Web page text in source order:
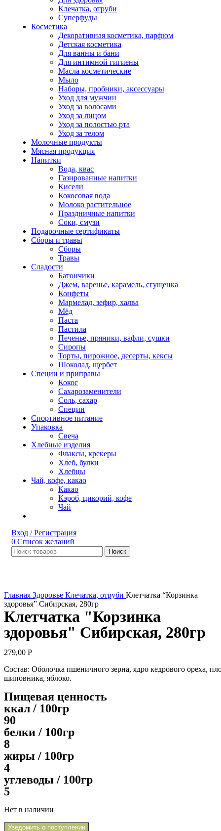
Клечатка, отруби
Суперфуды
Косметика
Декоративная косметика, парфюм
Детская косметика
Для ванны и бани
Для интимной гигиены
Масла косметические
Мыло
Наборы, пробники, аксессуары
Уход для мужчин
Уход за волосами
Уход за лицом
Уход за полостью рта
Уход за телом
Молочные продукты
Мясная продукция
Напитки
Вода, квас
Газированные напитки
Кисели
Кокосовая вода
Молоко растительное
Праздничные напитки
Соки, смузи
Подарочные сертификаты
Сборы и травы
Сборы
Травы
Сладости
Батончики
Джем, варенье, карамель, сгущенка
Конфеты
Мармелад, зефир, халва
Мёд
Паста
Пастила
Печенье, пряники, вафли, сушки
Сиропы
Торты, пирожное, десерты, кексы
Шоколад, щербет
Специи и приправы
Кокос
Сахарозаменители
Соль, сахар
Специи
Спортивное питание
Упаковка
Свеча
Хлебные изделия
Флаксы, крекеры
Хлеб, булки
Хлебцы
Чай, кофе, какао
Какао
Кэроб, цикорий, кофе
Чай
Вход / Регистрация
0 Список желаний
Поиск
Главная Здоровье Клечатка, отруби Клетчатка “Корзинка
здоровья” Сибирская, 280гр
Клетчатка "Корзинка
здоровья" Сибирская, 280гр
279,00 Р
Состав: Оболочка пшеничного зерна, ядро кедрового ореха,
шиповника, яблоко.
Пищевая ценность
ккал / 100гр
90
белки / 100гр
8
жиры / 100гр
4
углеводы / 100гр
5
Нет в наличии
Уведомить о поступлении